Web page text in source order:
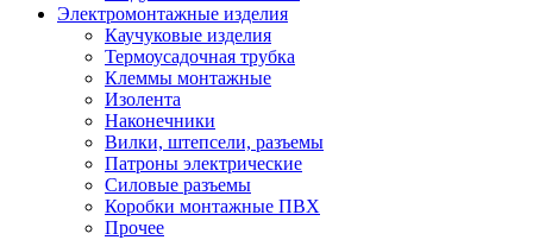
Электромонтажные изделия
Каучуковые изделия
Термоусадочная трубка
Клеммы монтажные
Изолента
Наконечники
Вилки, штепсели, разъемы
Патроны электрические
Силовые разъемы
Коробки монтажные ПВХ
Прочее